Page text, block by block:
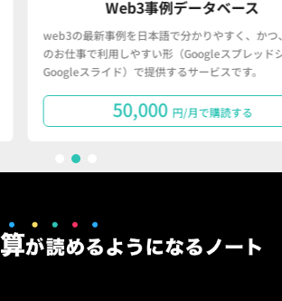
Web3事例データベース
事例を日本語で分かりやすく、かつ、皆さん
利用しやすい形（Googleスプレッドシート・
ライド）で提供するサービスです。
円/月で購読する